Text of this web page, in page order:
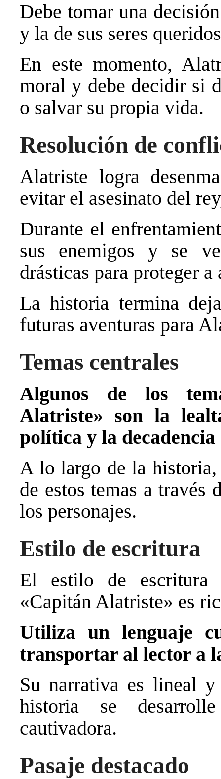
Debe tomar una
y la de sus seres
En este momento,
moral y debe decidir si
o salvar su propia vida.
Resolución de
Alatriste logra
evitar el asesinato del
Durante el
sus enemigos y se
drásticas para proteger
La historia termina
futuras aventuras para
Temas centrales
Algunos de los
Alatriste» son la
política y la decadencia
A lo largo de la
de estos temas a través
los personajes.
Estilo de escritura
El estilo de escritura
«Capitán Alatriste» es
Utiliza un lenguaje
transportar al lector a
Su narrativa es lineal
historia se
cautivadora.
Pasaje destacado